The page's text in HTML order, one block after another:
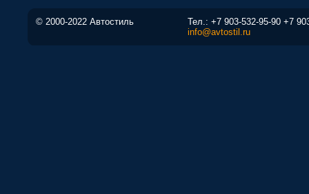
© 2000-2022 Автостиль Тел.: +7 903-532-95-90 +7
info@avtostil.ru